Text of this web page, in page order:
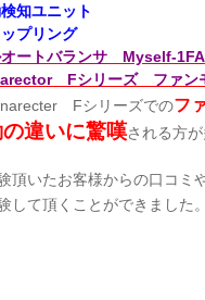
検知ユニット
プリング
オートバランサ Myself-
Fシリーズ ファン
Fシリーズでのフ
違いに驚嘆される方
頂いたお客様からの口コミ
して頂くことができました。